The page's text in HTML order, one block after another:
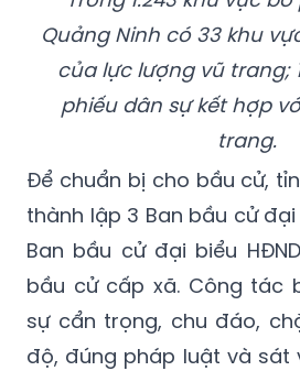
Quảng Ninh có 33 khu
của lực lượng vũ trang;
phiếu dân sự kết hợp
trang.
Để chuẩn bị cho bầu cử,
thành lập 3 Ban bầu cử đại
Ban bầu cử đại biểu
bầu cử cấp xã. Công tác
sự cẩn trọng, chu đáo,
độ, đúng pháp luật và sát